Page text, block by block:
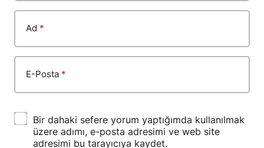
Ad *
E-Posta *
Bir dahaki sefere yorum yaptığımda kullanılmak
üzere adımı, e-posta adresimi ve web site
adresimi bu tarayıcıya kaydet.